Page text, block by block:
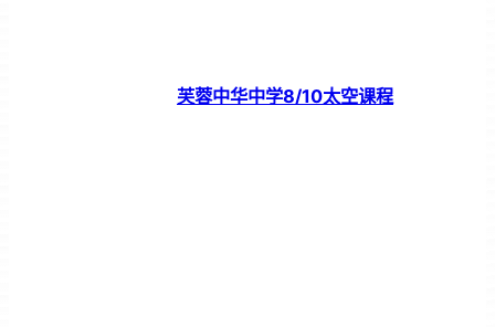
芙蓉中华中学8/10太空课程